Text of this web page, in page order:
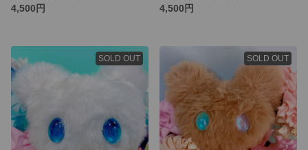
4,500円
4,500円
SOLD OUT SOLD OUT